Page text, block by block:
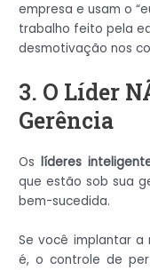
empresa e usam o
trabalho feito pela
desmotivação nos
3. O Líder
Gerência
Os líderes
que estão sob sua
bem-sucedida.
Se você implantar a
é, o controle de